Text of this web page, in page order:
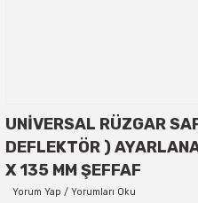
UNİVERSAL RÜZGAR
DEFLEKTÖR )
X 135 MM ŞEFFAF
Yorum Yap / Yorumları Oku